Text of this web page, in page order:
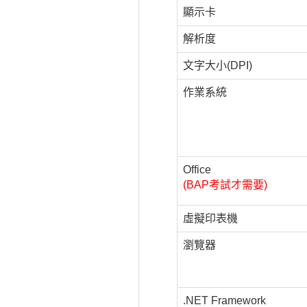
顯示卡
解析度
文字大小(DPI)
作業系統
Office
(BAP考試才需要)
虛擬印表機
瀏覽器
.NET Framework